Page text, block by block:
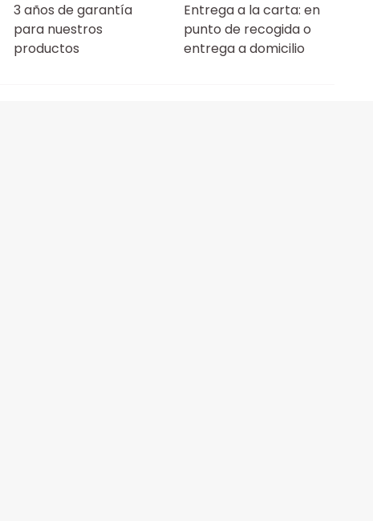
3 años de garantía
para nuestros
productos
Entrega a la carta: en
punto de recogida o
entrega a domicilio